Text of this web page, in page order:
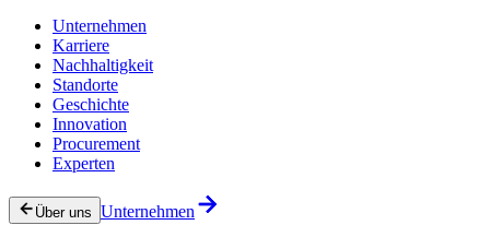
Unternehmen
Karriere
Nachhaltigkeit
Standorte
Geschichte
Innovation
Procurement
Experten
Über uns Unternehmen